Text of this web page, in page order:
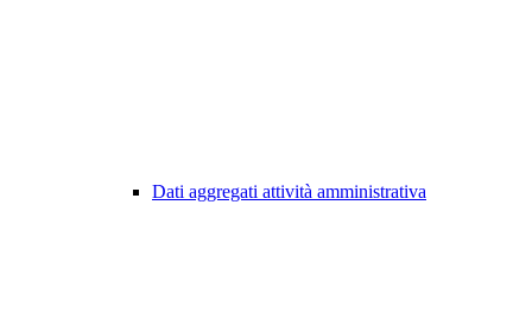
Dati aggregati attività amministrativa